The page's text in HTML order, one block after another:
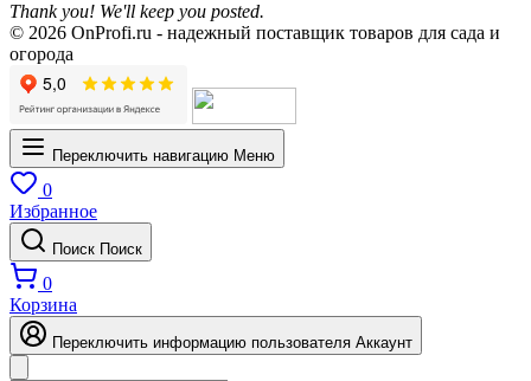
Thank you! We'll keep you posted.
© 2026 OnProfi.ru - надежный поставщик товаров для сада и
огорода
Переключить навигацию Меню
0
Избранное
Поиск Поиск
0
Корзина
Переключить информацию пользователя Аккаунт